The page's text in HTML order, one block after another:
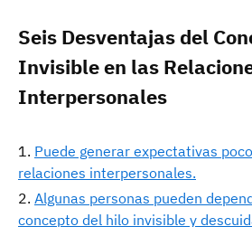
Seis Desventajas del
Invisible en las
Interpersonales
Puede generar expectativas
relaciones interpersonales.
Algunas personas pueden
concepto del hilo invisible y